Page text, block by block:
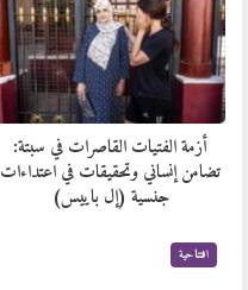
أزمة الفتيات القاصرات في سبتة:
تضامن إنساني وتحقيقات في اعتداءات
جنسية (إل باييس)
افتتاحية